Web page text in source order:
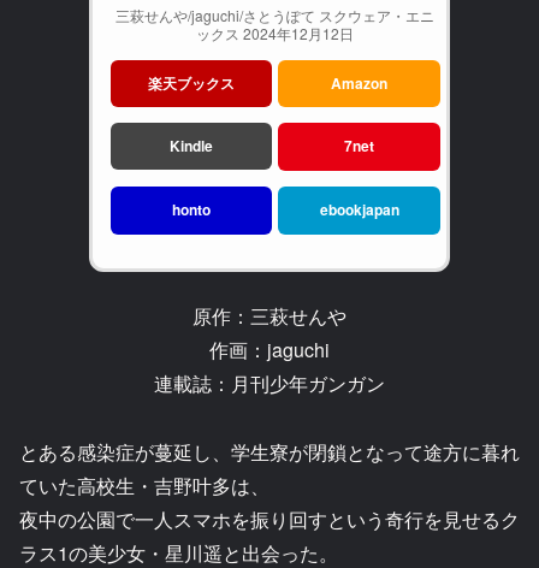
三萩せんや/jaguchi/さとうぽて スクウェア・エニ
ックス 2024年12月12日
楽天ブックス Amazon
Kindle 7net
honto ebookjapan
原作：三萩せんや
作画：jaguchi
連載誌：月刊少年ガンガン
とある感染症が蔓延し、学生寮が閉鎖となって途方に暮れ
ていた高校生・吉野叶多は、
夜中の公園で一人スマホを振り回すという奇行を見せるク
ラス1の美少女・星川遥と出会った。